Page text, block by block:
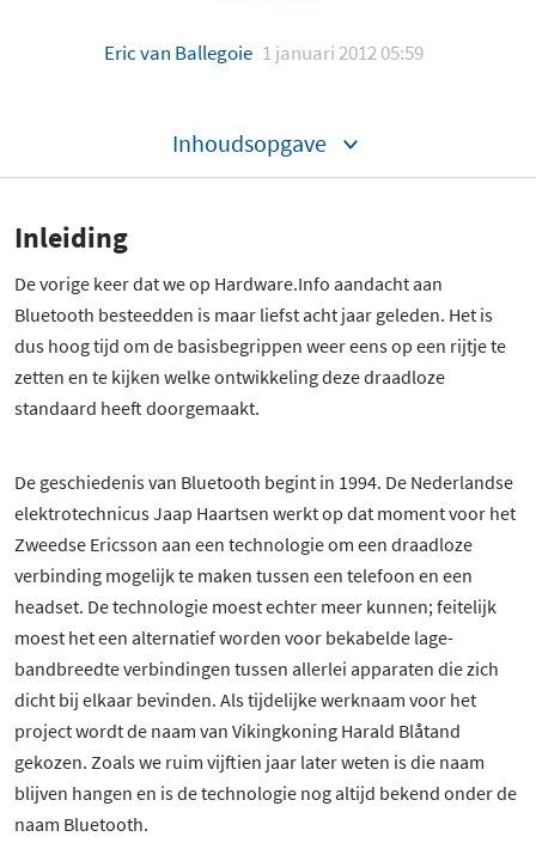
Eric van Ballegoie 1 januari 2012 05:59
Inhoudsopgave
Inleiding
De vorige keer dat we op Hardware.Info aandacht aan
Bluetooth besteedden is maar liefst acht jaar geleden. Het is
dus hoog tijd om de basisbegrippen weer eens op een rijtje te
zetten en te kijken welke ontwikkeling deze draadloze
standaard heeft doorgemaakt.
De geschiedenis van Bluetooth begint in 1994. De Nederlandse
elektrotechnicus Jaap Haartsen werkt op dat moment voor het
Zweedse Ericsson aan een technologie om een draadloze
verbinding mogelijk te maken tussen een telefoon en een
headset. De technologie moest echter meer kunnen; feitelijk
moest het een alternatief worden voor bekabelde lage-
bandbreedte verbindingen tussen allerlei apparaten die zich
dicht bij elkaar bevinden. Als tijdelijke werknaam voor het
project wordt de naam van Vikingkoning Harald Blåtand
gekozen. Zoals we ruim vijftien jaar later weten is die naam
blijven hangen en is de technologie nog altijd bekend onder de
naam Bluetooth.